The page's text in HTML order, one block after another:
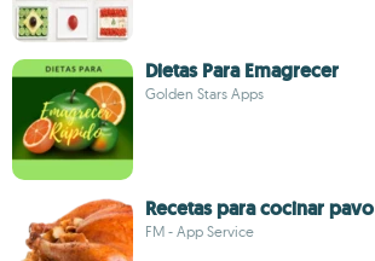
Dietas Para Emagrecer
Golden Stars Apps
Recetas para cocinar pavo
FM - App Service